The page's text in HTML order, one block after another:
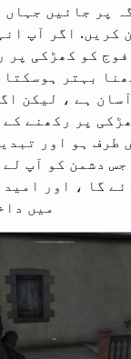
پر جائیں
کریں. اگر آپ
کو کھڑکی پر
بہتر
ہے ، لیکن
پر رکھنے
طرف ہو اور
دشمن کو آپ
گا ، اور
میں